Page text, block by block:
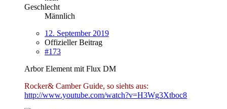
Geschlecht
Männlich
12. September 2019
Offizieller Beitrag
#173
Arbor Element mit Flux DM
Rocker& Camber Guide, so siehts aus:
http://www.youtube.com/watch?v=H3Wg3Xtboc8